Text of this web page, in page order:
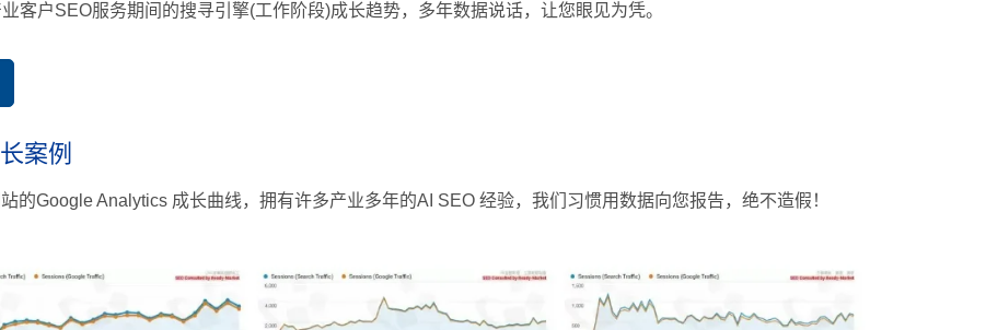
客户SEO服务期间的搜寻引擎(工作阶段)成长趋势，多年数据说话，让您眼见为凭。
案例
的Google Analytics 成长曲线，拥有许多产业多年的AI SEO 经验，我们习惯用数据向您报告，绝不造假！